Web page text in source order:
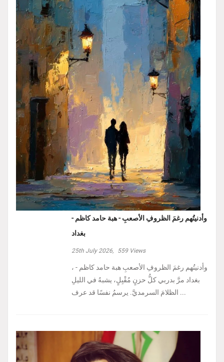
وأدنيتُهم رغمَ الظروفِ الأصعبِ - هبة حامد كاظم -
بغداد
25th July 2026, 559Views
، وأدنيتُهم رغمَ الظروفِ الأصعبِ هبة حامد كاظم -
بغداد مرَّ بدربي كلُّ حزنٍ مُقْبِلٍ، يشبهُ في الليلِ
الظلامَ السرمديَّ. يرسمُ نفسًا قد عرف ...